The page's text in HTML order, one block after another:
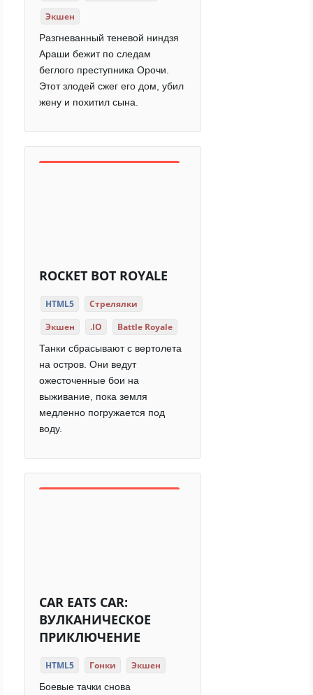
Экшен
Разгневанный теневой ниндзя
Араши бежит по следам
беглого преступника Орочи.
Этот злодей сжег его дом, убил
жену и похитил сына.
ROCKET BOT ROYALE
HTML5
Стрелялки
Экшен
.IO Battle Royale
Танки сбрасывают с вертолета
на остров. Они ведут
ожесточенные бои на
выживание, пока земля
медленно погружается под
воду.
CAR EATS CAR:
ВУЛКАНИЧЕСКОЕ
ПРИКЛЮЧЕНИЕ
HTML5 Гонки Экшен
Боевые тачки снова